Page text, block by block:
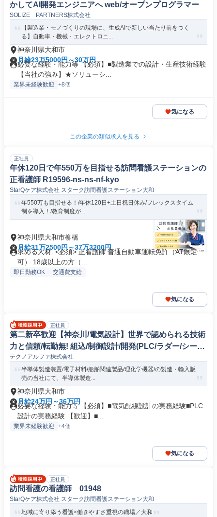
かしてAI開発エンジニアへ web/オープンプログラマー
SOLIZE PARTNERS株式会社
【製造業・モノづくりの現場に、生成AIで新しい当たり前をつく
る】自動車・機械・エレクトロニ...
神奈川県大和市
月給23万5000円～30万円
必要な経験・能力等 【必須】■製造業での設計・生産技術経験
【当社の強み】★ソリューシ...
業界未経験歓迎 +8個
気になる
この企業の類似求人を見る
正社員
年休120日で年550万を目指せる訪問看護ステーションの
正看護師 R19596-ns-ns-nf-kyo
StarQケア株式会社 スターク訪問看護ステーション大和
年550万も目指せる！/年休120日+土日祝日休み/フレックスタイム
制を導入！/教育制度が...
神奈川県大和市柳橋
月給31万2500円～37万3200円
求める人材: <必須> 正看護師 普通自動車運転免許（AT限定
可） 18歳以上の方（...
即日勤務OK 交通費支給
気になる
正社員
第二新卒歓迎【神奈川/電気設計】世界で認められる技術
力と信頼/転勤無! 組込/制御設計/開発(PLC/ラダー/シーケ
ンス制御)
テクノアルファ株式会社
半導体製造装置/電子材料/船舶関連製品/理化学機器/の製造・輸入販
売の当社にて、半導体製造...
神奈川県大和市
月給24万円～36万円
必要な経験・能力等 【必須】■電気配線設計の実務経験■PLC
設計の実務経験 【歓迎】■...
業界未経験歓迎 +4個
気になる
正社員
訪問看護の看護師 01948
StarQケア株式会社 スターク訪問看護ステーション大和
地域に寄り添う看護×働きやすさ重視の職場／大和